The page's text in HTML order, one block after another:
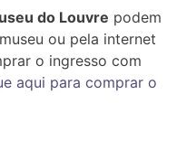
do Louvre podem
ou pela internet
o ingresso com
aqui para comprar o